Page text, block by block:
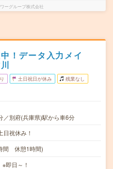
ーグループ株式会社
！データ入力メイ
土日祝日が休み 残業なし
／別府(兵庫県)駅から車6分
祝休み！
間 休憩1時間)
即日～！